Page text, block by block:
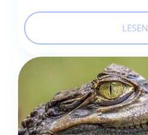
LESEN